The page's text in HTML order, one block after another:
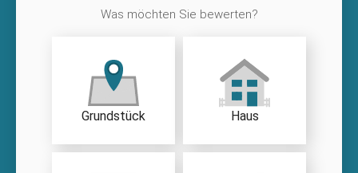
Was möchten Sie bewerten?
Grundstück Haus